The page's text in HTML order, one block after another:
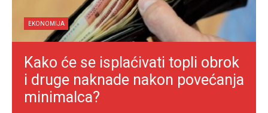
EKONOMIJA
Kako će se isplaćivati topli obrok
i druge naknade nakon povećanja
minimalca?